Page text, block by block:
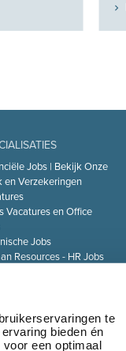
te
bieden én
een optimaal
Jobs | Bekijk Onze
en Verzekeringen
Vacatures en Office
Jobs
Resources - HR Jobs
& Logistiek Jobs
& communicatie